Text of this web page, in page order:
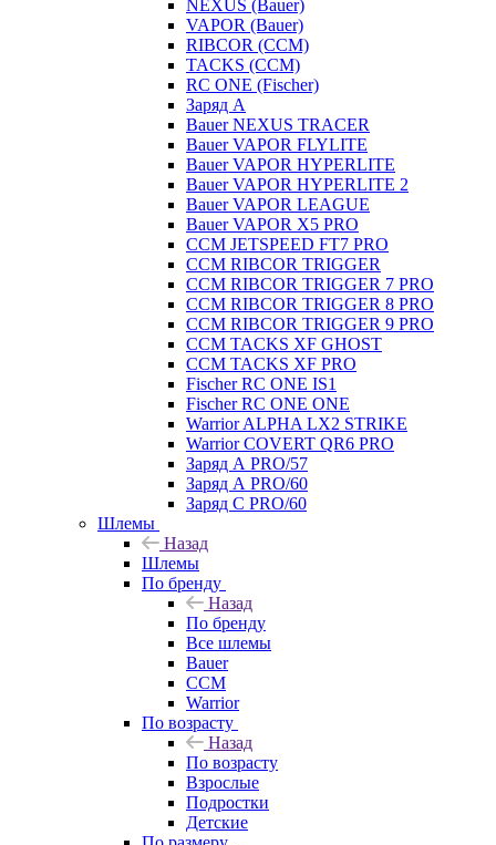
NEXUS (Bauer)
VAPOR (Bauer)
RIBCOR (CCM)
TACKS (CCM)
RC ONE (Fischer)
Заряд А
Bauer NEXUS TRACER
Bauer VAPOR FLYLITE
Bauer VAPOR HYPERLITE
Bauer VAPOR HYPERLITE 2
Bauer VAPOR LEAGUE
Bauer VAPOR X5 PRO
CCM JETSPEED FT7 PRO
CCM RIBCOR TRIGGER
CCM RIBCOR TRIGGER 7 PRO
CCM RIBCOR TRIGGER 8 PRO
CCM RIBCOR TRIGGER 9 PRO
CCM TACKS XF GHOST
CCM TACKS XF PRO
Fischer RC ONE IS1
Fischer RC ONE ONE
Warrior ALPHA LX2 STRIKE
Warrior COVERT QR6 PRO
Заряд А PRO/57
Заряд А PRO/60
Заряд С PRO/60
Шлемы
Назад
Шлемы
По бренду
Назад
По бренду
Все шлемы
Bauer
CCM
Warrior
По возрасту
Назад
По возрасту
Взрослые
Подростки
Детские